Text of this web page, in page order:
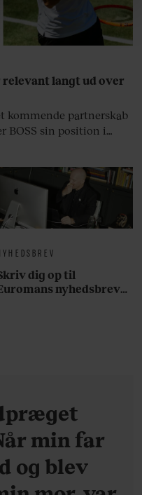
og
i forbindelse
ogcookiepolitik.
slip
dig op til
nyhedsbrev
relevant langt ud over
kommende partnerskab
BOSS sin position i
min far
og blev